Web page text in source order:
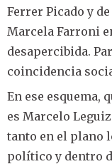
Ferrer Picado y
Marcela Farroni
desapercibida.
coincidencia
En ese esquema,
es Marcelo
tanto en el plano
político y dentro